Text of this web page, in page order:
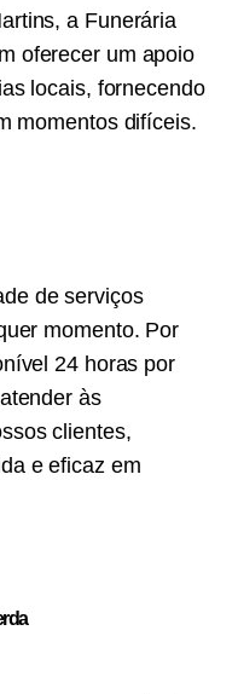
a Funerária
oferecer um apoio
locais, fornecendo
momentos difíceis.
de serviços
momento. Por
24 horas por
às
clientes,
e eficaz em